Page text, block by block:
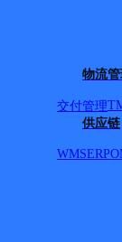
物流
交付管理
供应链
WMSERP